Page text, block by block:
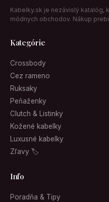
Kabelky.sk je nezávislý katalóg,
módnych obchodov. Nákup
Kategórie
Crossbody
Cez rameno
Ruksaky
Peňaženky
Clutch & Listinky
Kožené kabelky
Luxusné kabelky
Zľavy 🏷
Info
Poradňa & Tipy